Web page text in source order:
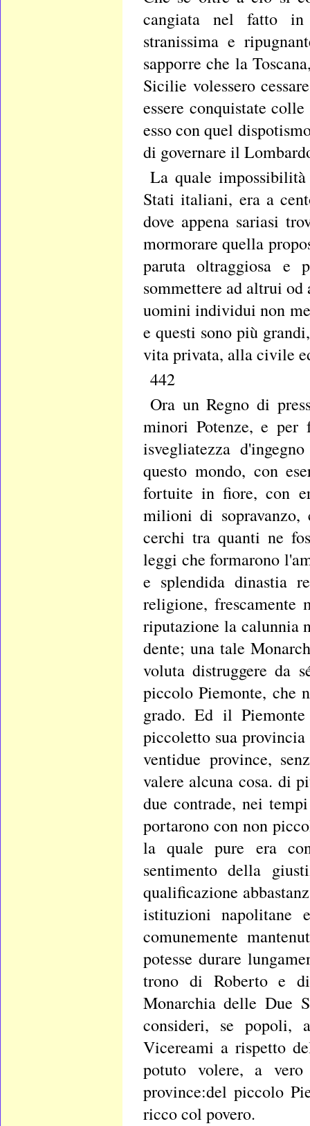
cangiata nel fatto in
stranissima e
sapporre che la
Sicilie volessero
essere conquistate
esso con quel
di governare il
La quale
Stati italiani, era a
dove appena sariasi
mormorare quella
paruta oltraggiosa e
sommettere ad altrui
uomini individui non
e questi sono più
vita privata, alla civile
442
Ora un Regno di
minori Potenze, e per
isvegliatezza
questo mondo, con
fortuite in fiore, con
milioni di
cerchi tra quanti ne
leggi che formarono
e splendida dinastia
religione,
riputazione la calunnia
dente; una tale
voluta distruggere da
piccolo Piemonte, che
grado. Ed il
piccoletto sua
ventidue province,
valere alcuna cosa. di
due contrade, nei
portarono con non
la quale pure era
sentimento della
qualificazione
istituzioni
comunemente
potesse durare
trono di Roberto e
Monarchia delle Due
consideri, se popoli,
Vicereami a rispetto
potuto volere, a
province:del piccolo
ricco col povero.